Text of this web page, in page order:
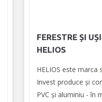
FERESTRE ȘI
HELIOS
HELIOS este marca
Invest produce și
PVC și aluminiu - în